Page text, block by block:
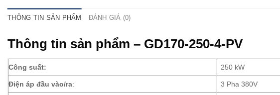
THÔNG TIN SẢN PHẨM ĐÁNH GIÁ (0)
Thông tin sản phẩm – GD170-250-4-PV
Công suất: 250 kW
Điện áp đầu vào/ra: 3 Pha 380V